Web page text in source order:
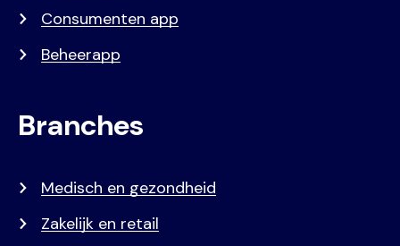
Consumenten app
Beheerapp
Branches
Medisch en gezondheid
Zakelijk en retail